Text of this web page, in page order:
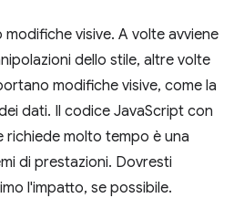
visive. A volte avviene
dello stile, altre volte
modifiche visive, come la
dati. Il codice JavaScript con
molto tempo è una
di prestazioni. Dovresti
l'impatto, se possibile.